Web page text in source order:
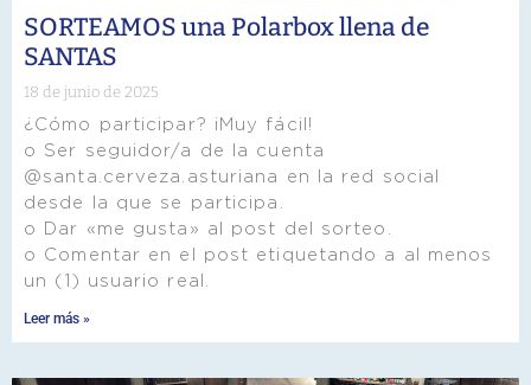
SORTEAMOS una Polarbox llena de
SANTAS
18 de junio de 2025
¿Cómo participar? ¡Muy fácil!
o Ser seguidor/a de la cuenta
@santa.cerveza.asturiana en la red social
desde la que se participa.
o Dar «me gusta» al post del sorteo.
o Comentar en el post etiquetando a al menos
un (1) usuario real.
Leer más »